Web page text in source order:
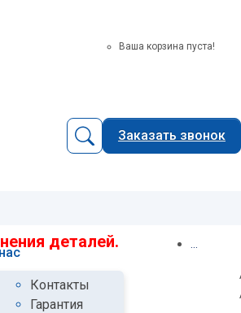
Ваша корзина пуста!
Заказать звонок
Контакты
Гарантия
...
деталей.